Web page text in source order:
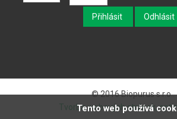
Tento web používá
© 2016 Biopurus s.r.o..
Tvorba webových stránek,